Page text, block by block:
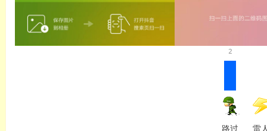
2
路过 雷